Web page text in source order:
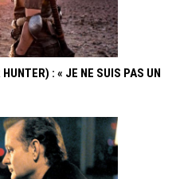
: « JE NE SUIS PAS UN